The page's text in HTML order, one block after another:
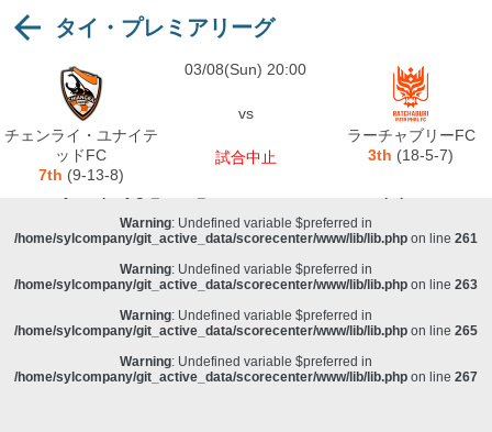
Warning: Undefined variable $preferred in
/home/sylcompany/git_active_data/scorecenter/www/lib/lib.php
Deprecated: stristr(): Passing null to parameter #1 ($haystack) of type string is
deprecated in/home/sylcompany/git_active_data/scorecenter/www/lib/lib.php
Warning
: Undefined variable $preferred in
/home/sylcompany/git_active_data/scorecenter/www/lib/lib.php on line
Warning
Warning: Undefined variable $preferred in
/home/sylcompany/git_active_data/scorecenter/www/lib/lib.php on line 261
Warning: Undefined variable $preferred in
/home/sylcompany/git_active_data/scorecenter/www/lib/lib.php on line 263
Warning: Undefined variable $preferred in
/home/sylcompany/git_active_data/scorecenter/www/lib/lib.php on line 265
Warning: Undefined variable $preferred in
/home/sylcompany/git_active_data/scorecenter/www/lib/lib.php on line 267
タイ・プレミアリーグ
チェンライ・ユナイテ
ッドFC
7th (9-13-8)
03/08(Sun) 20:00
vs
試合中止
ラーチャブリーFC
3th (18-5-7)